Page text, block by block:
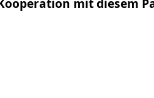
mit diesem